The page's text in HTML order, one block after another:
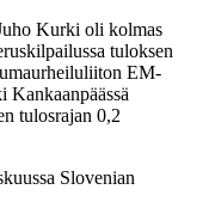
Kurki oli kolmas
tuloksen
EM-
tulosrajan 0,2
Slovenian